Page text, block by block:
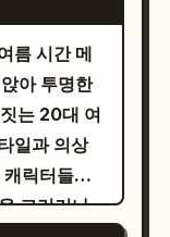
1
head, 2
1 set of
mark
should
messy
over her
and
glossy
twin-
the
시간 메
아 투명한
는 20대 여
일과 의상
릭터들이
그리거나,